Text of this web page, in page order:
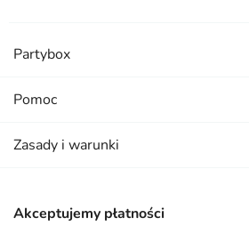
Akceptujemy płatności
Partybox
Pomoc
Zasady i warunki